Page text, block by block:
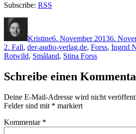
Subscribe: RSS
Kristine6. November 20136.
2. Fall, der-audio-verlag.de, Forss, Ingrid
Rotwild, Småland, Stina Forss
Schreibe einen
Deine E-Mail-Adresse wird nicht
Felder sind mit * markiert
Kommentar *